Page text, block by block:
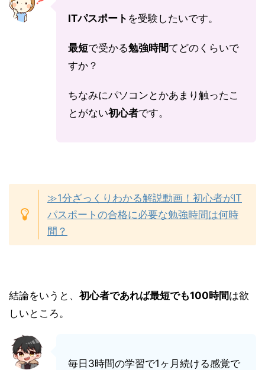
ITパスポート を受験したいです。
最短で受かる勉強時間てどのくらいで
すか？
ちなみにパソコンとかあまり触ったこ
とがない初心者です。
≫1分ざっくりわかる解説動画！初心者がIT
パスポートの合格に必要な勉強時間は何時
間？
結論をいうと、 初心者であれば最短でも100時間は欲
しいところ。
毎日3時間の学習で1ヶ月続ける感覚で